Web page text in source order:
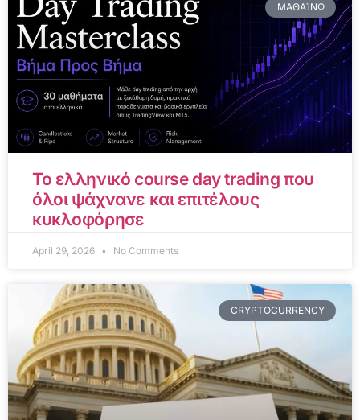
ΜΑΘΑΊΝΩ
Το ελληνικό course day trading που
όλοι ψάχνανε και επιτέλους
κυκλοφόρησε
April 29, 2026 No Comments
CRYPTOCURRENCY